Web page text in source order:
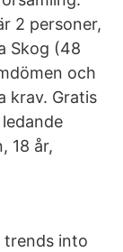
2 personer,
Skog (48
och
krav. Gratis
18 år,
trends into